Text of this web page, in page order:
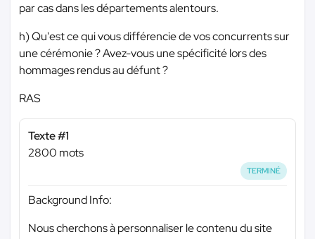
par cas dans les départements alentours.
h) Qu'est ce qui vous différencie de vos concurrents sur
une cérémonie ? Avez-vous une spécificité lors des
hommages rendus au défunt ?
RAS
Texte #1
2800 mots
TERMINÉ
Background Info:
Nous cherchons à personnaliser le contenu du site